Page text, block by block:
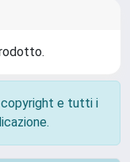
e tutti i